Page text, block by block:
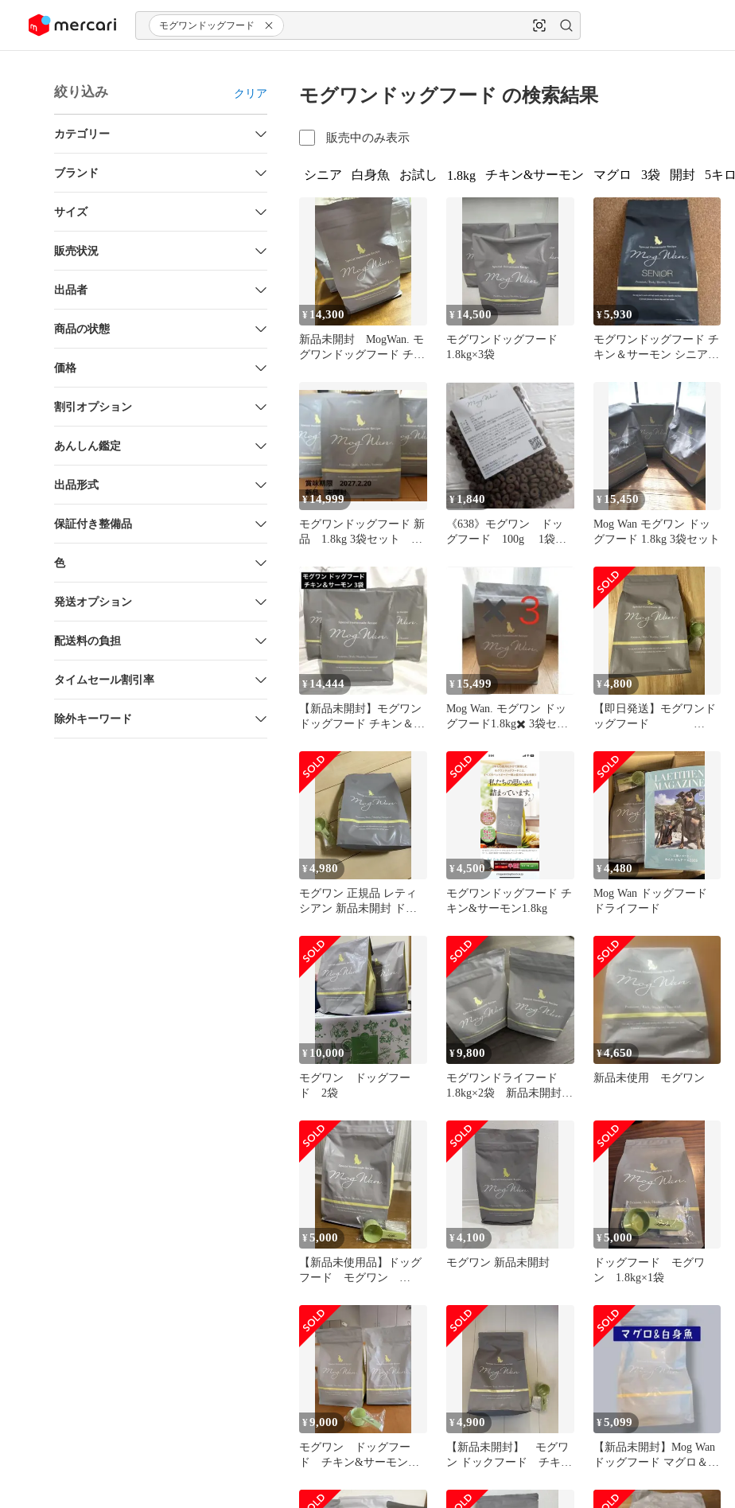
ツにスキップ モグワンドッグフード
絞り込み クリア
カテゴリー
ブランド
サイズ
販売状況
出品者
商品の状態
価格
割引オプション
あんしん鑑定
出品形式
保証付き整備品
色
発送オプション
配送料の負担
タイムセール割引率
除外キーワード
モグワンドッグフード の検索結果
販売中のみ表示
シニア 白身魚 お試し 1.8kg チキン&サーモン マグロ 3袋 開封 5キロ
¥ 14,300
新品未開封 MogWan. モ
グワンドッグフード チキ
¥ 14,500
モグワンドッグフード
1.8kg×3袋
¥5,930
モグワンドッグフード チ
キン＆サーモン シニア用
¥14,999
モグワンドッグフード 新
品 1.8kg 3袋セット チ
¥1,840
《638》モグワン ドッ
グフード 100g 1袋
¥ 15,450
Mog Wan モグワン ドッ
グフード 1.8kg 3袋セット
¥ 14,444
【新品未開封】モグワン
ドッグフード チキン＆サ
¥ 15,499
Mog Wan. モグワン ドッ
グフード1.8kg✖️ 3袋セッ
¥4,800
【即日発送】モグワンド
ッグフード
¥4,980
モグワン 正規品 レティ
シアン 新品未開封 ドッ
¥4,500
モグワンドッグフード チ
キン&サーモン1.8kg
¥4,480
Mog Wan ドッグフード
ドライフード
¥ 10,000
モグワン ドッグフー
ド 2袋
¥9,800
モグワンドライフード
1.8kg×2袋 新品未開封
¥4,650
新品未使用 モグワン
¥5,000
【新品未使用品】ドッグ
フード モグワン
¥4,100
モグワン 新品未開封
¥5,000
ドッグフード モグワ
ン 1.8kg×1袋
¥9,000
モグワン ドッグフー
ド チキン&サーモン 2
¥4,900
【新品未開封】 モグワ
ン ドックフード チキン
¥5,099
【新品未開封】Mog Wan
ドッグフード マグロ＆白